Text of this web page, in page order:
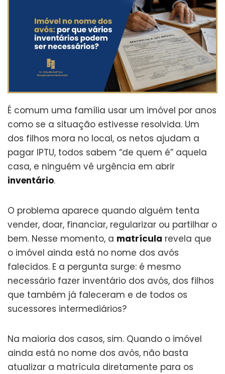
É comum uma família usar um imóvel por anos
como se a situação estivesse resolvida. Um
dos filhos mora no local, os netos ajudam a
pagar IPTU, todos sabem “de quem é” aquela
casa, e ninguém vê urgência em abrir
inventário.
O problema aparece quando alguém tenta
vender, doar, financiar, regularizar ou partilhar o
bem. Nesse momento, a matrícula revela que
o imóvel ainda está no nome dos avós
falecidos. E a pergunta surge: é mesmo
necessário fazer inventário dos avós, dos filhos
que também já faleceram e de todos os
sucessores intermediários?
Na maioria dos casos, sim. Quando o imóvel
ainda está no nome dos avós, não basta
atualizar a matrícula diretamente para os